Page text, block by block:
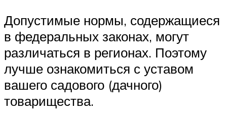
Допустимые нормы, содержащиеся
в федеральных законах, могут
различаться в регионах. Поэтому
лучше ознакомиться с уставом
вашего садового (дачного)
товарищества.